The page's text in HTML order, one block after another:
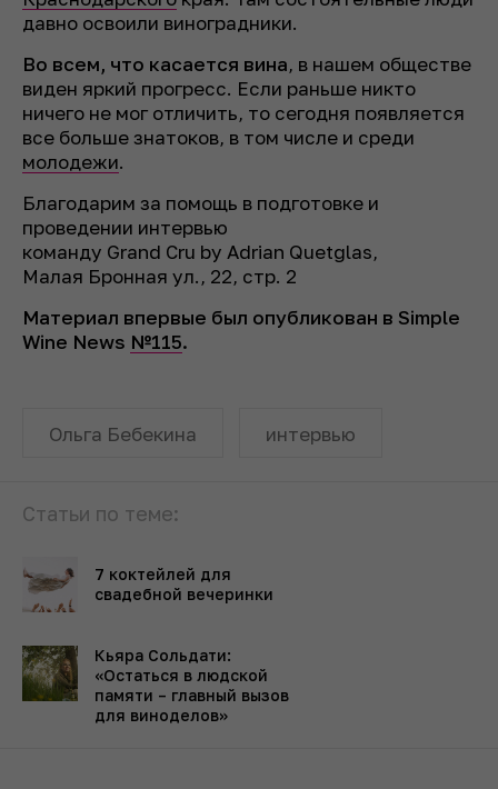
давно освоили виноградники.
Во всем, что касается вина, в нашем обществе
виден яркий прогресс. Если раньше никто
ничего не мог отличить, то сегодня появляется
все больше знатоков, в том числе и среди
молодежи.
Благодарим за помощь в подготовке и
проведении интервью
команду Grand Cru by Adrian Quetglas,
Малая Бронная ул., 22, стр. 2
Материал впервые был опубликован в Simple
Wine News №115.
Ольга Бебекина интервью
Статьи по теме:
7 коктейлей для
свадебной вечеринки
Кьяра Сольдати:
«Остаться в людской
памяти – главный вызов
для виноделов»